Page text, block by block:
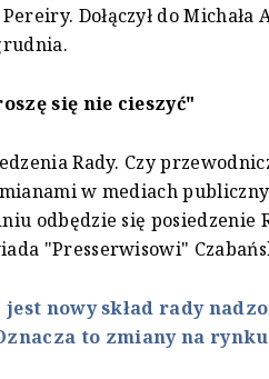
Dołączył do Michała
się nie cieszyć"
Rady. Czy
w mediach
odbędzie się posiedzenie
"Presserwisowi"
nowy skład rady
to zmiany na